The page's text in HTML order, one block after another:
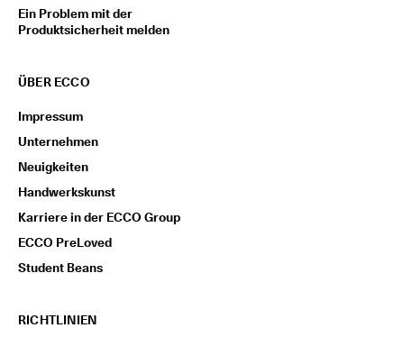
Ein Problem mit der
Produktsicherheit melden
ÜBER ECCO
Impressum
Unternehmen
Neuigkeiten
Handwerkskunst
Karriere in der ECCO Group
ECCO PreLoved
Student Beans
RICHTLINIEN